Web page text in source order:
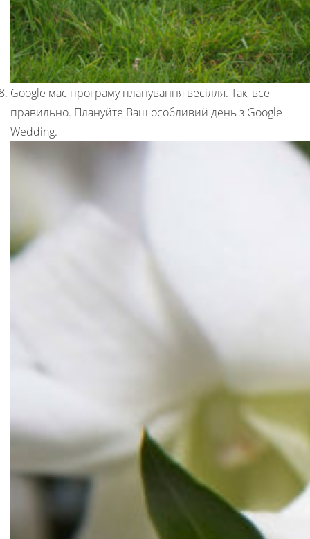
Google має програму планування весілля. Так, все
правильно. Плануйте Ваш особливий день з Google
Wedding.